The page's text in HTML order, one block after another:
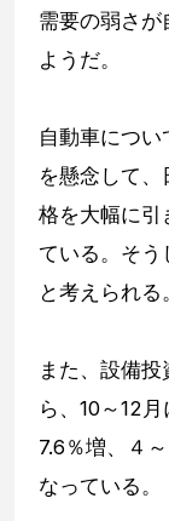
需要の弱さが
ようだ。
自動車につ
を懸念して
格を大幅に引
ている。そう
と考えられる。
また、設備
ら、10～12
7.6％増、４
なっている。